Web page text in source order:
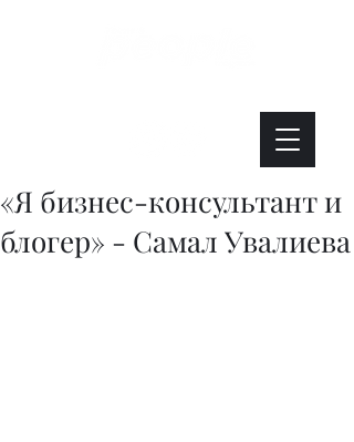
«Я бизнес-консультант и
блогер» - Самал Увалиева